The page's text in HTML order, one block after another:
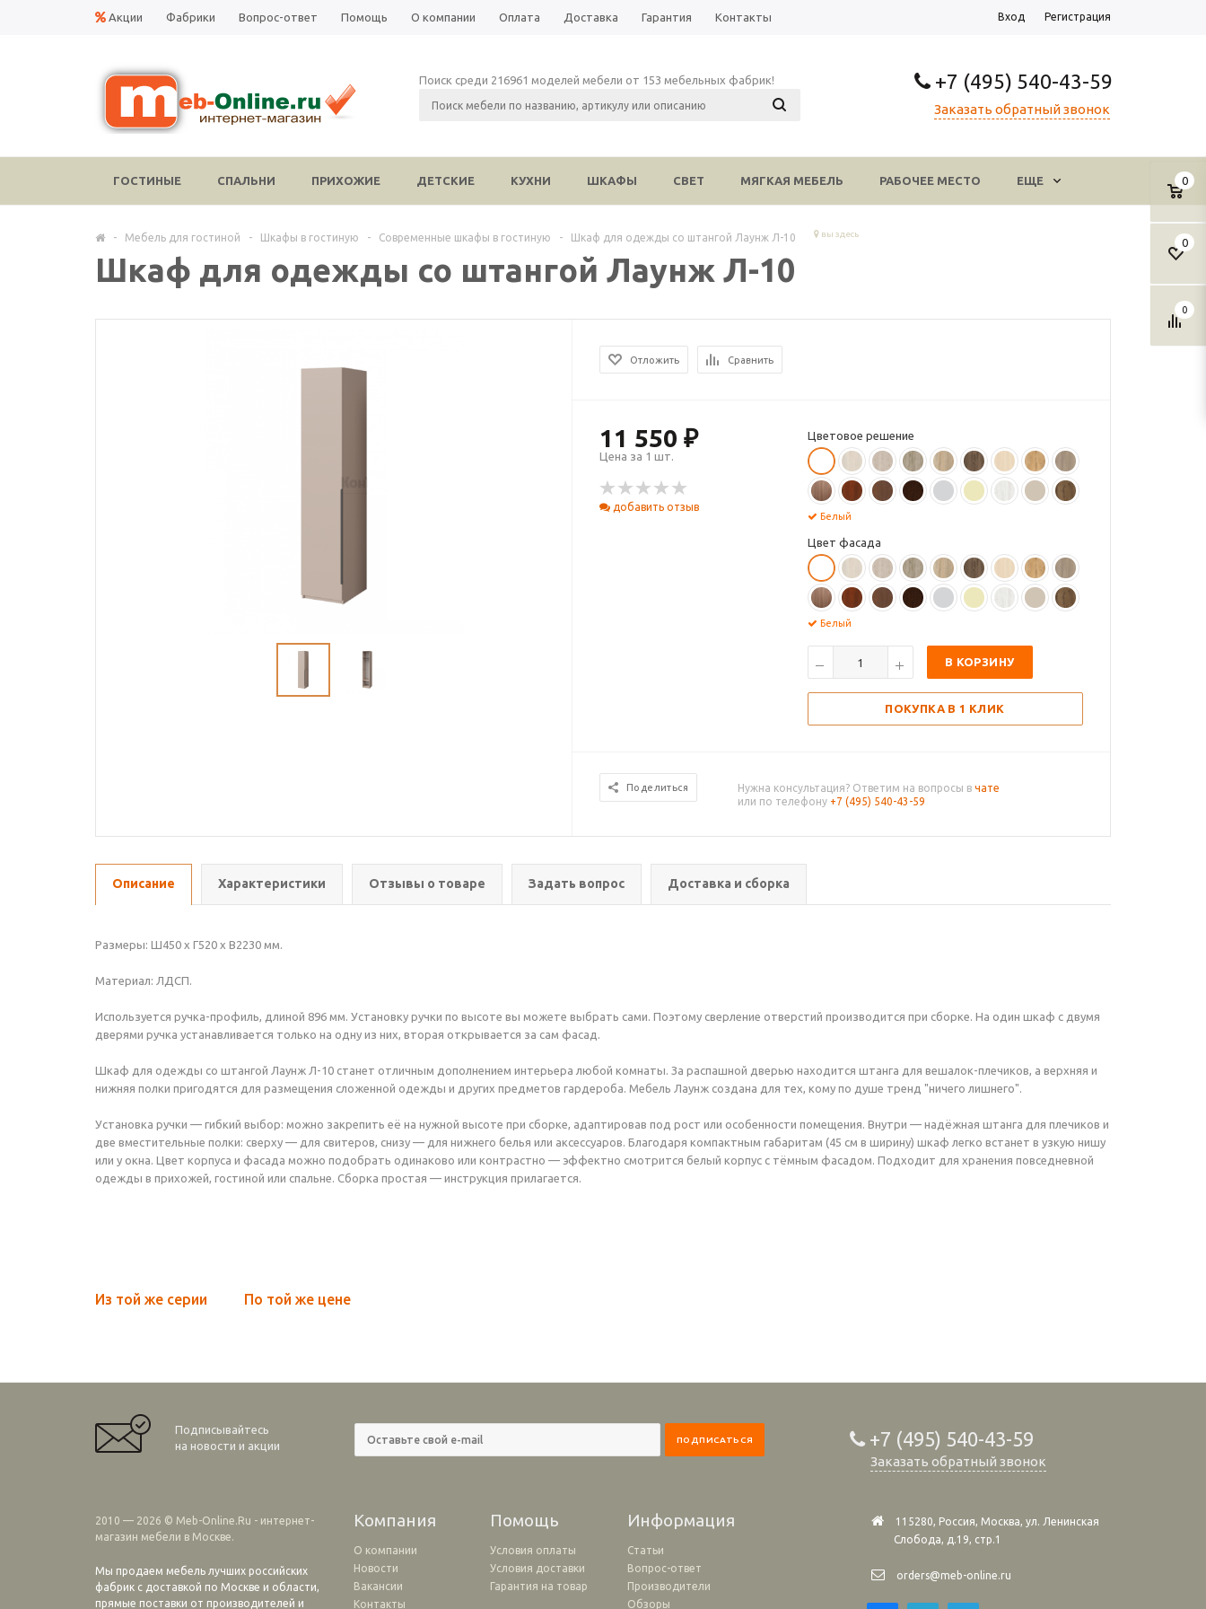
Акции Фабрики Вопрос-ответ Помощь О компании Оплата Доставка Гарантия Контакты Вход Регистрация
+7 (495) 540-43-59
Заказать обратный звонок
Поиск среди 216961 моделей мебели от 153 мебельных фабрик!
0
0
0
ГОСТИНЫЕ СПАЛЬНИ ПРИХОЖИЕ ДЕТСКИЕ КУХНИ ШКАФЫ СВЕТ МЯГКАЯ МЕБЕЛЬ РАБОЧЕЕ МЕСТО ЕЩЕ
- Мебель для гостиной - Шкафы в гостиную - Современные шкафы в гостиную - Шкаф для одежды со штангой Лаунж Л-10 вы здесь
Шкаф для одежды со штангой Лаунж Л-10
Отложить Сравнить
11 550 ₽
Цена за 1 шт.
добавить отзыв
Цветовое решение
Белый
Цвет фасада
Белый
В КОРЗИНУ
ПОКУПКА В 1 КЛИК
Поделиться Нужна консультация? Ответим на вопросы в чате
или по телефону +7 (495) 540-43-59
Описание Характеристики Отзывы о товаре Задать вопрос Доставка и сборка
Размеры: Ш450 х Г520 х В2230 мм.
Материал: ЛДСП.
Используется ручка-профиль, длиной 896 мм. Установку ручки по высоте вы можете выбрать сами. Поэтому сверление отверстий производится при сборке. На один шкаф с двумя
дверями ручка устанавливается только на одну из них, вторая открывается за сам фасад.
Шкаф для одежды со штангой Лаунж Л-10 станет отличным дополнением интерьера любой комнаты. За распашной дверью находится штанга для вешалок-плечиков, а верхняя и
нижняя полки пригодятся для размещения сложенной одежды и других предметов гардероба. Мебель Лаунж создана для тех, кому по душе тренд "ничего лишнего".
Установка ручки — гибкий выбор: можно закрепить её на нужной высоте при сборке, адаптировав под рост или особенности помещения. Внутри — надёжная штанга для плечиков и
две вместительные полки: сверху — для свитеров, снизу — для нижнего белья или аксессуаров. Благодаря компактным габаритам (45 см в ширину) шкаф легко встанет в узкую нишу
или у окна. Цвет корпуса и фасада можно подобрать одинаково или контрастно — эффектно смотрится белый корпус с тёмным фасадом. Подходит для хранения повседневной
одежды в прихожей, гостиной или спальне. Сборка простая — инструкция прилагается.
Из той же серии По той же цене
Подписывайтесь
на новости и акции
+7 (495) 540-43-59
Заказать обратный звонок
2010 — 2026 © Meb-Online.Ru - интернет-
магазин мебели в Москве.
Мы продаем мебель лучших российских
фабрик с доставкой по Москве и области,
прямые поставки от производителей и
Компания Помощь Информация
О компании
Новости
Вакансии
Контакты
Условия оплаты
Условия доставки
Гарантия на товар
Статьи
Вопрос-ответ
Производители
Обзоры
115280, Россия, Москва, ул. Ленинская
Слобода, д.19, стр.1
orders@meb-online.ru